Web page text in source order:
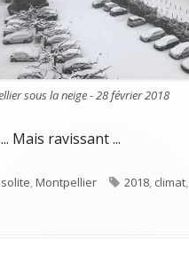
sous la neige - 28 février 2018
Mais ravissant ...
,Montpellier Étiquettes
2018, climat,